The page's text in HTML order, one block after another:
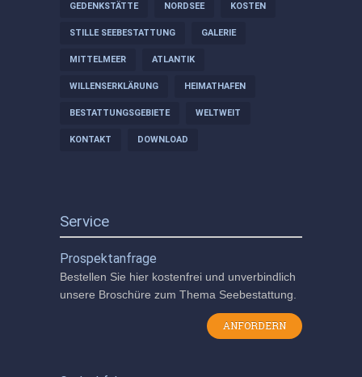
GEDENKSTÄTTE NORDSEE KOSTEN
STILLE SEEBESTATTUNG GALERIE
MITTELMEER ATLANTIK
WILLENSERKLÄRUNG HEIMATHAFEN
BESTATTUNGSGEBIETE WELTWEIT
KONTAKT DOWNLOAD
Service
Prospektanfrage
Bestellen Sie hier kostenfrei und unverbindlich
unsere Broschüre zum Thema Seebestattung.
ANFORDERN